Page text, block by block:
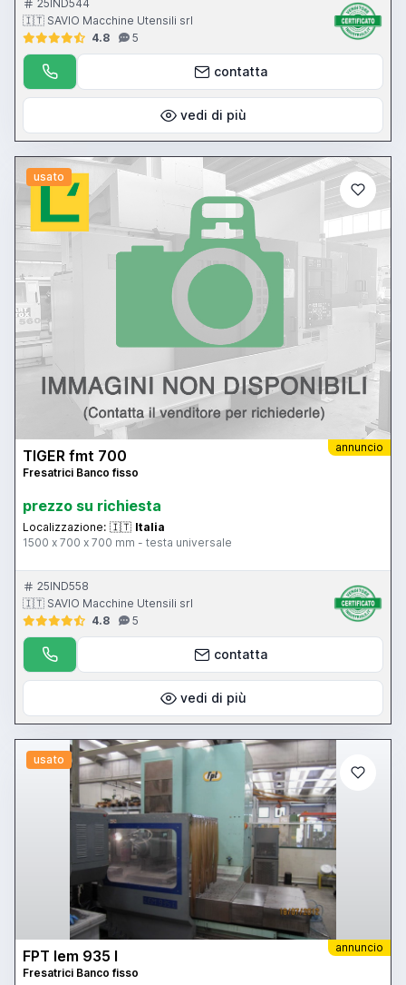
25IND544
🇮🇹 SAVIO Macchine Utensili srl
4.8
5
contatta
vedi di più
usato
annuncio
TIGER fmt 700
Fresatrici Banco fisso
prezzo su richiesta
Localizzazione: 🇮🇹 Italia
1500 x 700 x 700 mm - testa universale
25IND558
🇮🇹 SAVIO Macchine Utensili srl
4.8
5
contatta
vedi di più
usato
annuncio
FPT lem 935 l
Fresatrici Banco fisso